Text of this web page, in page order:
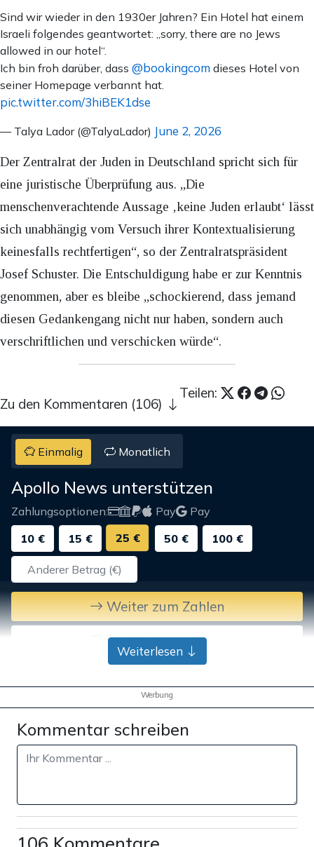
Sind wir wieder in den 1930er Jahren? Ein Hotel hat einem
Israeli folgendes geantwortet: „sorry, there are no Jews
allowed in our hotel“.
Ich bin froh darüber, dass @bookingcom dieses Hotel von
seiner Homepage verbannt hat.
pic.twitter.com/3hiBEK1dse
— Talya Lador (@TalyaLador) June 2, 2026
Der Zentralrat der Juden in Deutschland spricht sich für
eine juristische Überprüfung aus. „Die
menschenverachtende Aussage ‚keine Juden erlaubt‘ lässt
sich unabhängig vom Versuch ihrer Kontextualisierung
keinesfalls rechtfertigen“, so der Zentralratspräsident
Josef Schuster. Die Entschuldigung habe er zur Kenntnis
genommen, aber es bleibe „schockierend, dass jemand
diesen Gedankengang nicht nur haben, sondern auch
verschriftlichen und verschicken würde“.
Teilen:
Zu den Kommentaren (106)
Einmalig Monatlich
Apollo News unterstützen
Zahlungsoptionen: Pay
Pay
10 €
15 € 25 € 50 € 100 €
Weiter zum Zahlen
Bank-Überweisung
Weiterlesen
Werbung
Kommentar schreiben